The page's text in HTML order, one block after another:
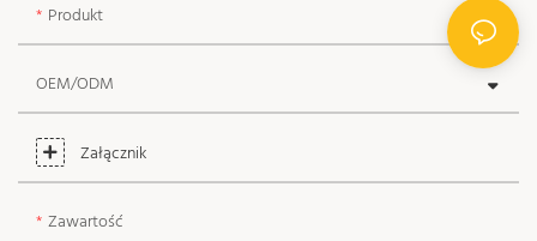
Produkt
OEM/ODM
Załącznik
Zawartość